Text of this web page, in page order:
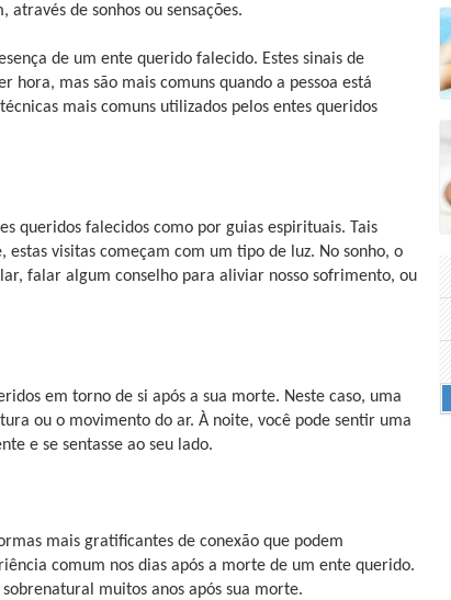
através de sonhos ou sensações.
de um ente querido falecido. Estes sinais de
mas são mais comuns quando a pessoa está
mais comuns utilizados pelos entes queridos
queridos falecidos como por guias espirituais. Tais
visitas começam com um tipo de luz. No sonho, o
falar algum conselho para aliviar nosso sofrimento, ou
em torno de si após a sua morte. Neste caso, uma
ou o movimento do ar. À noite, você pode sentir uma
e se sentasse ao seu lado.
mais gratificantes de conexão que podem
comum nos dias após a morte de um ente querido.
muitos anos após sua morte.